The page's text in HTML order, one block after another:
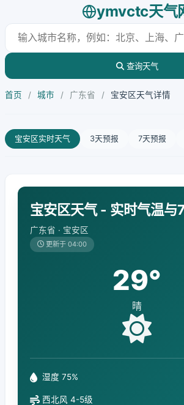
ymvctc天气
查询天气
首页 / 城市 / 广东省 / 宝安区天气详情
宝安区实时天气 3天预报 7天预报
宝安区天气 - 实时气温与
广东省 · 宝安区
更新于 04:00
29°
晴
湿度 75%
西北风 4-5级